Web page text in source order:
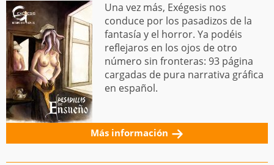
Una vez más, Exégesis nos
conduce por los pasadizos de la
fantasía y el horror. Ya podéis
reflejaros en los ojos de otro
número sin fronteras: 93 página
cargadas de pura narrativa gráfica
en español.
Más información